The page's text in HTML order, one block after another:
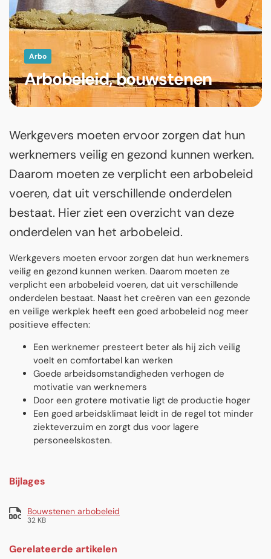
Arbo
Arbobeleid, bouwstenen
Werkgevers moeten ervoor zorgen dat hun
werknemers veilig en gezond kunnen werken.
Daarom moeten ze verplicht een arbobeleid
voeren, dat uit verschillende onderdelen
bestaat. Hier ziet een overzicht van deze
onderdelen van het arbobeleid.
Werkgevers moeten ervoor zorgen dat hun werknemers
veilig en gezond kunnen werken. Daarom moeten ze
verplicht een arbobeleid voeren, dat uit verschillende
onderdelen bestaat. Naast het creëren van een gezonde
en veilige werkplek heeft een goed arbobeleid nog meer
positieve effecten:
Een werknemer presteert beter als hij zich veilig
voelt en comfortabel kan werken
Goede arbeidsomstandigheden verhogen de
motivatie van werknemers
Door een grotere motivatie ligt de productie hoger
Een goed arbeidsklimaat leidt in de regel tot minder
ziekteverzuim en zorgt dus voor lagere
personeelskosten.
Bijlages
Bouwstenen arbobeleid
32 KB
Gerelateerde artikelen